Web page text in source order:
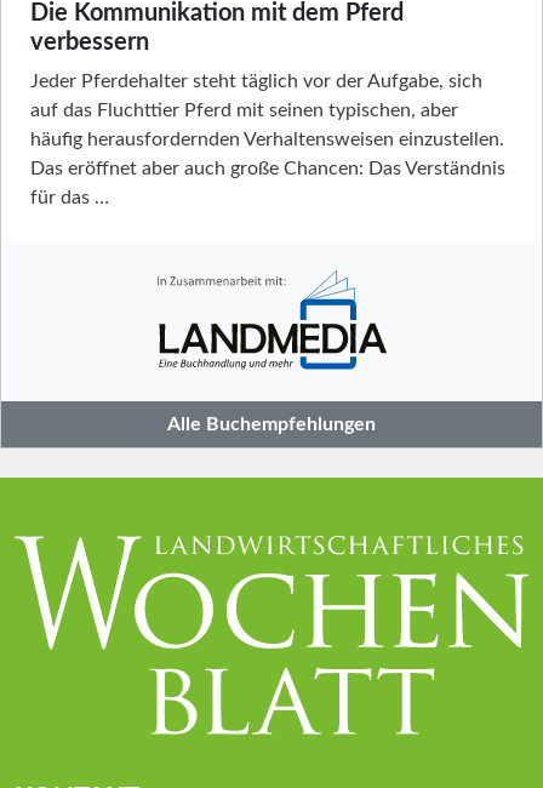
Die Kommunikation mit dem Pferd
verbessern
Jeder Pferdehalter steht täglich vor der Aufgabe, sich
auf das Fluchttier Pferd mit seinen typischen, aber
häufig herausfordernden Verhaltensweisen einzustellen.
Das eröffnet aber auch große Chancen: Das Verständnis
für das …
Alle Buchempfehlungen